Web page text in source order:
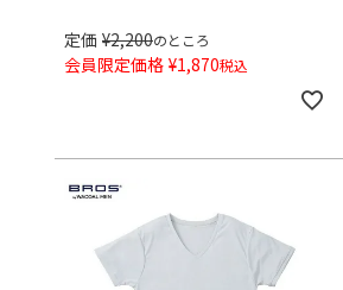
定価 ¥2,200のところ
会員限定価格 ¥1,870税込